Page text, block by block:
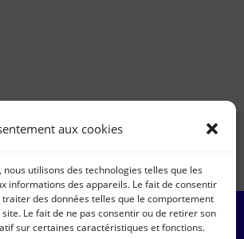
aux cookies
utilisons des technologies telles que les
informations des appareils. Le fait de consentir
des données telles que le comportement
Le fait de ne pas consentir ou de retirer son
sur certaines caractéristiques et fonctions.